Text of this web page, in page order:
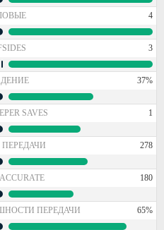
4
3
37%
SAVES 1
278
180
ПЕРЕДАЧИ 65%